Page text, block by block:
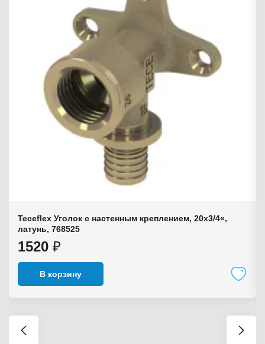
Teceflex Уголок с настенным креплением, 20х3/4«,
латунь, 768525
1520 ₽
В корзину